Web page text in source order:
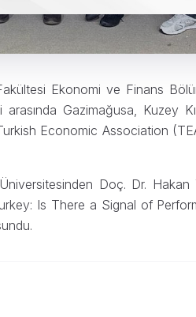
Ekonomi ve Finans
Gazimağusa, Kuzey
Economic Association
Doç. Dr. Hakan
Is There a Signal of